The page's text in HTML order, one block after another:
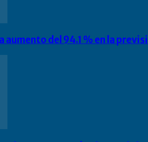
aumento del 94.1 % en la